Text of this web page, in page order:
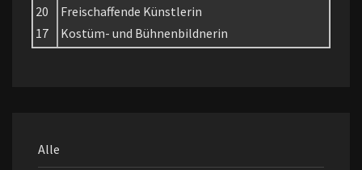
20
17
Freischaffende Künstlerin
Kostüm- und Bühnenbildnerin
Alle